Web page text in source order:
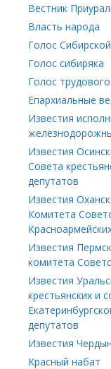
Вестник
Власть народа
Голос
Голос сибиряка
Голос
Епархиальные
Известия
Известия
Совета
депутатов
Известия
Комитета
Известия
комитета
Известия
крестьянских и
депутатов
Известия
Красный набат